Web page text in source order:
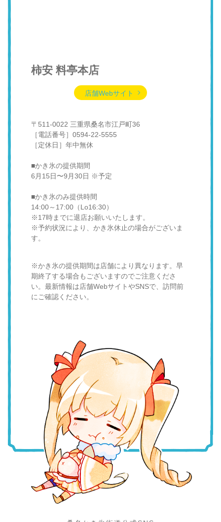
柿安 料亭本店
店舗Webサイト
〒511-0022 三重県桑名市江戸町36
［電話番号］0594-22-5555
［定休日］年中無休
■かき氷の提供期間
6月15日〜9月30日 ※予定
■かき氷のみ提供時間
14:00～17:00（Lo16:30）
※17時までに退店お願いいたします。
※予約状況により、かき氷休止の場合がございま
す。
※かき氷の提供期間は店舗により異なります。早
期終了する場合もございますのでご注意くださ
い。最新情報は店舗WebサイトやSNSで、訪問前
にご確認ください。